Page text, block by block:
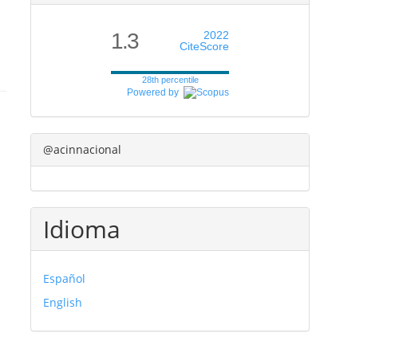
1.3
2022
CiteScore
28th percentile
Powered by
@acinnacional
Idioma
Español
English